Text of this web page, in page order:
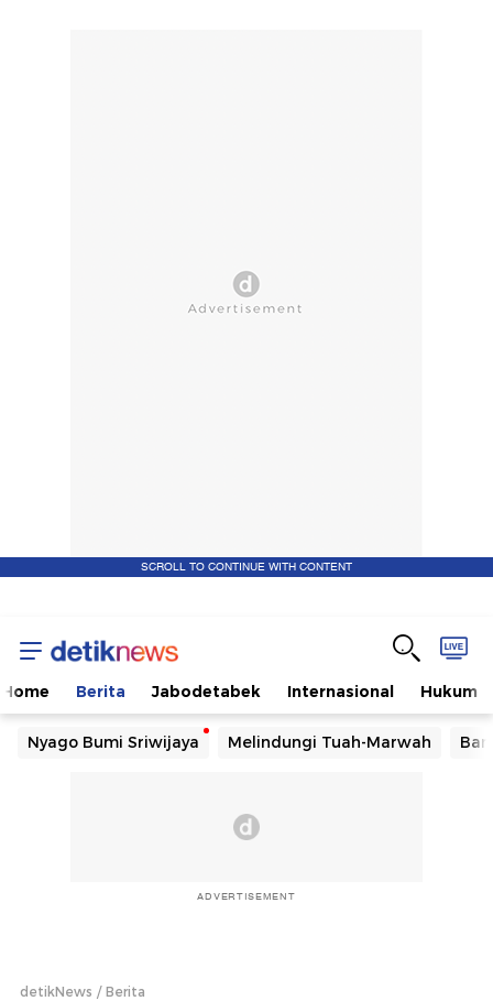
SCROLL TO CONTINUE WITH CONTENT
Home Berita Jabodetabek Internasional Hukum
Nyago Bumi Sriwijaya Melindungi Tuah-Marwah
ADVERTISEMENT
detikNews Berita